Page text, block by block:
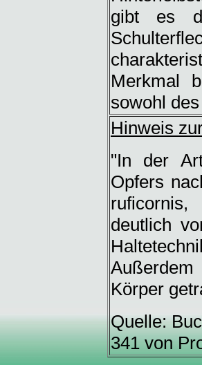
gibt es
Merkmal
sowohl
Hinweis
"In der
Opfers
deutlich
Körper
Quelle:
341 von